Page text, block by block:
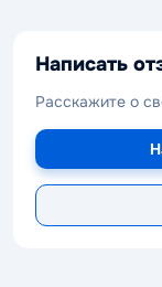
Написать
Расскажите о